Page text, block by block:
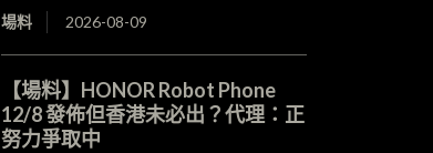
場料 2026-08-09
【場料】HONOR Robot Phone
12/8 發佈但香港未必出？代理：正
努力爭取中